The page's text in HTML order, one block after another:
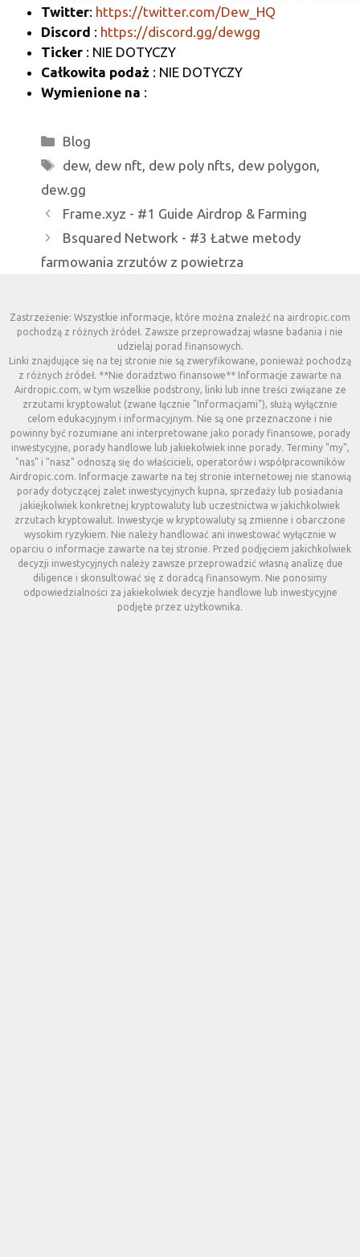
Twitter: https://twitter.com/Dew_HQ
Discord : https://discord.gg/dewgg
Ticker : NIE DOTYCZY
Całkowita podaż : NIE DOTYCZY
Wymienione na :
Kategorie
Blog
Tagi
dew, dew nft dew poly nfts dew polygon
dew.gg
Frame.xyz - #1 Guide Airdrop & Farming
Bsquared Network - #3 Łatwe metody
farmowania zrzutów z powietrza
Zastrzeżenie: Wszystkie informacje, które można znaleźć na airdropic.com
pochodzą z różnych źródeł. Zawsze przeprowadzaj własne badania i nie
udzielaj porad finansowych.
Linki znajdujące się na tej stronie nie są zweryfikowane, ponieważ pochodzą
z różnych źródeł. **Nie doradztwo finansowe** Informacje zawarte na
Airdropic.com, w tym wszelkie podstrony, linki lub inne treści związane ze
zrzutami kryptowalut (zwane łącznie "Informacjami"), służą wyłącznie
celom edukacyjnym i informacyjnym. Nie są one przeznaczone i nie
powinny być rozumiane ani interpretowane jako porady finansowe, porady
inwestycyjne, porady handlowe lub jakiekolwiek inne porady. Terminy "my",
"nas" i "nasz" odnoszą się do właścicieli, operatorów i współpracowników
Airdropic.com. Informacje zawarte na tej stronie internetowej nie stanowią
porady dotyczącej zalet inwestycyjnych kupna, sprzedaży lub posiadania
jakiejkolwiek konkretnej kryptowaluty lub uczestnictwa w jakichkolwiek
zrzutach kryptowalut. Inwestycje w kryptowaluty są zmienne i obarczone
wysokim ryzykiem. Nie należy handlować ani inwestować wyłącznie w
oparciu o informacje zawarte na tej stronie. Przed podjęciem jakichkolwiek
decyzji inwestycyjnych należy zawsze przeprowadzić własną analizę due
diligence i skonsultować się z doradcą finansowym. Nie ponosimy
odpowiedzialności za jakiekolwiek decyzje handlowe lub inwestycyjne
podjęte przez użytkownika.